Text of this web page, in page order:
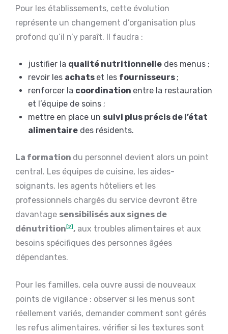
Pour les établissements, cette évolution
représente un changement d’organisation plus
profond qu’il n’y paraît. Il faudra :
justifier la qualité nutritionnelle des menus ;
revoir les achats et les fournisseurs ;
renforcer la coordination entre la restauration
et l’équipe de soins ;
mettre en place un suivi plus précis de l’état
alimentaire des résidents.
La formation du personnel devient alors un point
central. Les équipes de cuisine, les aides-
soignants, les agents hôteliers et les
professionnels chargés du service devront être
davantage sensibilisés aux signes de
dénutrition [2] , aux troubles alimentaires et aux
besoins spécifiques des personnes âgées
dépendantes.
Pour les familles, cela ouvre aussi de nouveaux
points de vigilance : observer si les menus sont
réellement variés, demander comment sont gérés
les refus alimentaires, vérifier si les textures sont